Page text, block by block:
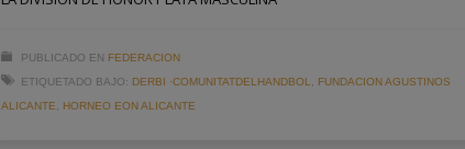
PUBLICADO EN
FEDERACION
ETIQUETADO BAJO: DERBI ·COMUNITATDELHANDBOL, FUNDACION AGUSTINOS
ALICANTE, HORNEO EON ALICANTE